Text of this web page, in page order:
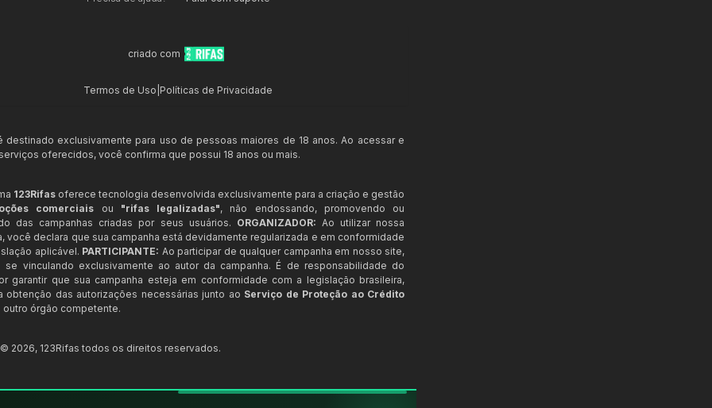
criado com
Termos de Uso Políticas de Privacidade
destinado exclusivamente para uso de pessoas maiores de 18 anos. Ao acessar e
oferecidos, você confirma que possui 18 anos ou mais.
123Rifas oferece tecnologia desenvolvida exclusivamente para a criação e gestão
comerciais ou "rifas legalizadas", não endossando, promovendo ou
das campanhas criadas por seus usuários. ORGANIZADOR: Ao utilizar nossa
você declara que sua campanha está devidamente regularizada e em conformidade
aplicável. PARTICIPANTE: Ao participar de qualquer campanha em nosso site,
se vinculando exclusivamente ao autor da campanha. É de responsabilidade do
garantir que sua campanha esteja em conformidade com a legislação brasileira,
obtenção das autorizações necessárias junto ao Serviço de Proteção ao Crédito
órgão competente.
© 2026, 123Rifas todos os direitos reservados.